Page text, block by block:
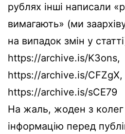
рублях інші написали
вимагають» (ми
на випадок змін у
https://archive.is/K3ons,
https://archive.is/CFZgX,
https://archive.is/sCE79
На жаль, жоден з колег
інформацію перед